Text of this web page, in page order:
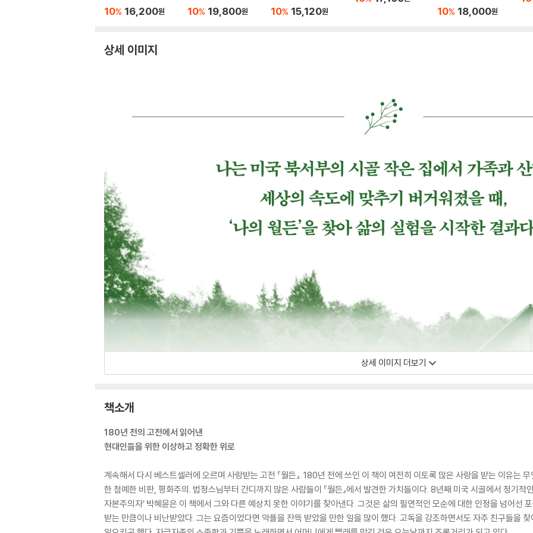
10% 16,200원 10% 19,800원 10% 15,120원 10% 18,000원
상세 이미지
상세 이미지 더보기
책소개
180년 전의 고전에서 읽어낸
현대인들을 위한 이상하고 정확한 위로
계속해서 다시 베스트셀러에 오르며 사랑받는 고전 『월든』. 180년 전에 쓰인 이 책이 여전히 이토록 많은 사랑을 받는 이유는
한 첨예한 비판, 평화주의. 법정스님부터 간디까지 많은 사람들이 『월든』에서 발견한 가치들이다. 8년째 미국 시골에서 정기적
자본주의자’ 박혜윤은 이 책에서 그와 다른 예상치 못한 이야기를 찾아낸다. 그것은 삶의 필연적인 모순에 대한 인정을 넘어선
받는 만큼이나 비난받았다. 그는 요즘이었다면 악플을 잔뜩 받았을 만한 일을 많이 했다. 고독을 강조하면서도 자주 친구들을